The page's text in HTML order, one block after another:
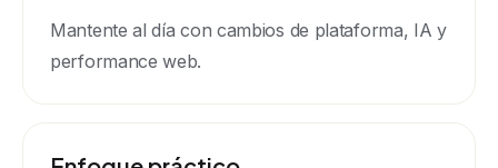
Mantente al día con cambios de plataforma, IA y
performance web.